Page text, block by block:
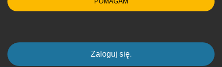
Zaloguj się.